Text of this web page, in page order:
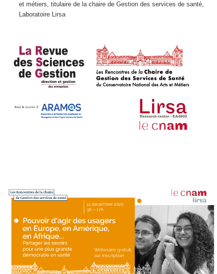
et métiers, titulaire de la chaire de Gestion des services de santé,
Laboratoire Lirsa